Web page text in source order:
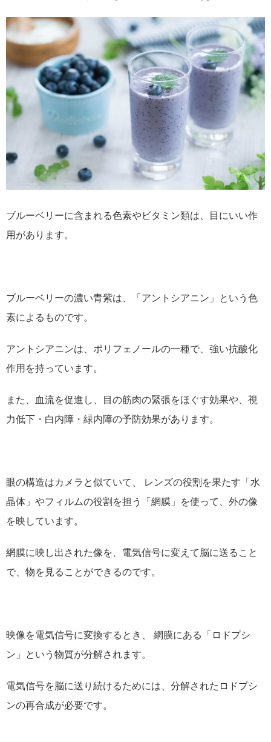
ブルーベリーに含まれる色素やビタミン類は、目にいい作
用があります。
ブルーベリーの濃い青紫は、「アントシアニン」という色
素によるものです。
アントシアニンは、ポリフェノールの一種で、強い抗酸化
作用を持っています。
また、血流を促進し、目の筋肉の緊張をほぐす効果や、視
力低下・白内障・緑内障の予防効果があります。
眼の構造はカメラと似ていて、 レンズの役割を果たす「水
晶体」やフィルムの役割を担う「網膜」を使って、外の像
を映しています。
網膜に映し出された像を、電気信号に変えて脳に送ること
で、物を見ることができるのです。
映像を電気信号に変換するとき、 網膜にある「ロドプシ
ン」という物質が分解されます。
電気信号を脳に送り続けるためには、分解されたロドプシ
ンの再合成が必要です。